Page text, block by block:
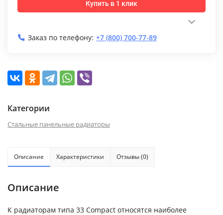
Купить в 1 клик
Заказ по телефону: +7 (800) 700-77-89
Категории
Стальные панельные радиаторы
Описание Характеристики Отзывы (0)
Описание
К радиаторам типа 33 Compact относятся наиболее